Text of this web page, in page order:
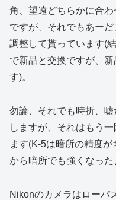
角、望遠どちらかに合
ですが、それでもあー
調整して貰っています(
で新品と交換ですが、
す)。
勿論、それでも時折、
しますが、それはもう
ます(K-5は暗所の精度が
から暗所でも強くなった
Nikonのカメラはローパ